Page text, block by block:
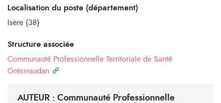
Localisation du poste (département)
Isère (38)
Structure associée
Communauté Professionnelle Territoriale de Santé
Grésivaudan
AUTEUR : Communauté Professionnelle